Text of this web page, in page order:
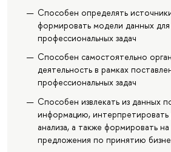
Способен определять
формировать модели данных
профессиональных задач
Способен самостоятельно
деятельность в рамках
профессиональных задач
Способен извлекать из данных
информацию, интерпретировать
анализа, а также формировать
предложения по принятию